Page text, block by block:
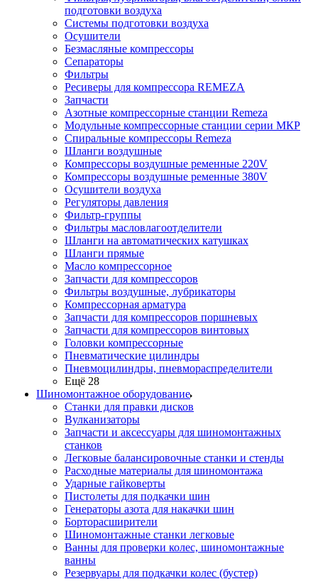
подготовки воздуха
Системы подготовки воздуха
Осушители
Безмасляные компрессоры
Сепараторы
Фильтры
Ресиверы для компрессора REMEZA
Запчасти
Азотные компрессорные станции Remeza
Модульные компрессорные станции серии МКР
Спиральные компрессоры Remeza
Шланги воздушные
Компрессоры воздушные ременные 220V
Компрессоры воздушные ременные 380V
Осушители воздуха
Регуляторы давления
Фильтр-группы
Фильтры масловлагоотделители
Шланги на автоматических катушках
Шланги прямые
Масло компрессорное
Запчасти для компрессоров
Фильтры воздушные, лубрикаторы
Компрессорная арматура
Запчасти для компрессоров поршневых
Запчасти для компрессоров винтовых
Головки компрессорные
Пневматические цилиндры
Пневмоцилиндры, пневмораспределители
Ещё 28
Шиномонтажное оборудование
Станки для правки дисков
Вулканизаторы
Запчасти и аксессуары для шиномонтажных
станков
Легковые балансировочные станки и стенды
Расходные материалы для шиномонтажа
Ударные гайковерты
Пистолеты для подкачки шин
Генераторы азота для накачки шин
Борторасширители
Шиномонтажные станки легковые
Ванны для проверки колес, шиномонтажные
ванны
Резервуары для подкачки колес (бустер)